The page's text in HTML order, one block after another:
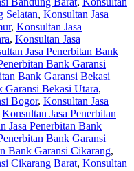
Selatan, Konsultan Jasa
, Konsultan Jasa
, Konsultan Jasa
Jasa Penerbitan Bank
Bank Garansi
Bank Garansi Bekasi
Garansi Bekasi Utara,
Bogor, Konsultan Jasa
Konsultan Jasa Penerbitan
Jasa Penerbitan Bank
Bank Garansi
Bank Garansi Cikarang,
Cikarang Barat, Konsultan